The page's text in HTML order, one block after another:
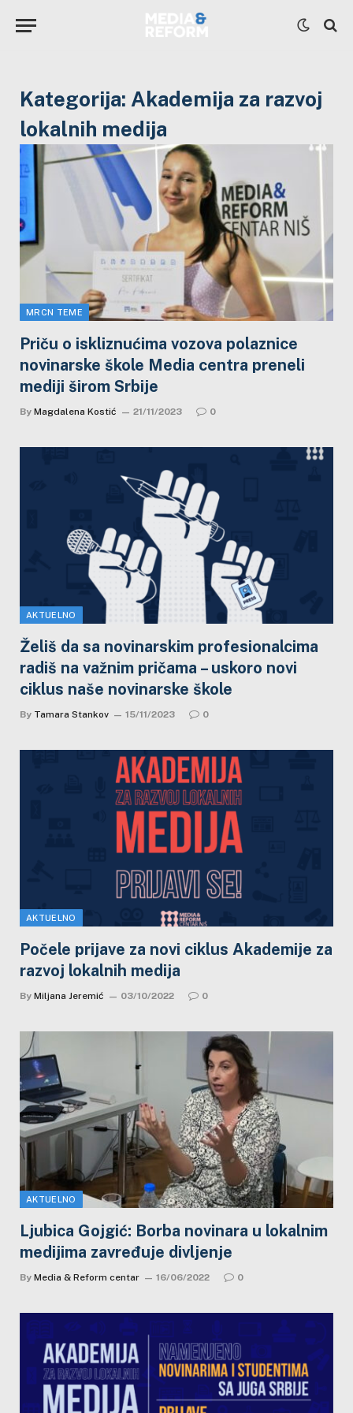
Kategorija: Akademija za razvoj
lokalnih medija
MRCN TEME
Priču o iskliznućima vozova polaznice
novinarske škole Media centra preneli
mediji širom Srbije
By Magdalena Kostić 21/11/2023 0
AKTUELNO
Želiš da sa novinarskim profesionalcima
radiš na važnim pričama – uskoro novi
ciklus naše novinarske škole
By Tamara Stankov 15/11/2023 0
AKTUELNO
Počele prijave za novi ciklus Akademije za
razvoj lokalnih medija
By Miljana Jeremić 03/10/2022 0
AKTUELNO
Ljubica Gojgić: Borba novinara u lokalnim
medijima zavređuje divljenje
By Media & Reform centar 16/06/2022 0